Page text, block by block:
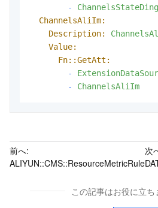
-
ChannelsAliIm:
Description:
Value:
Fn::GetAtt:
-
-
ChannelsAliIm
前へ:
ALIYUN::CMS::ResourceMetricRule
次
この記事はお役に立ち